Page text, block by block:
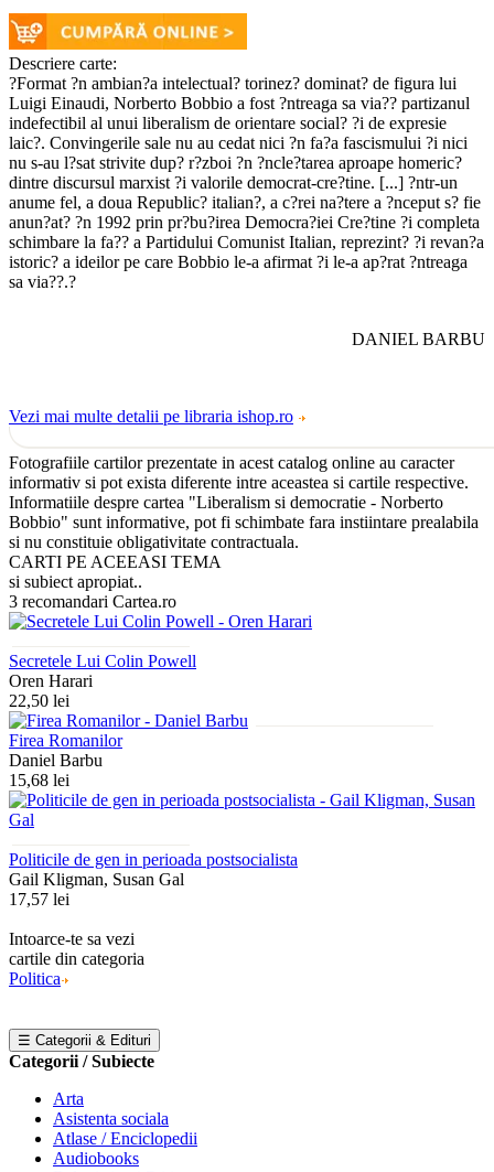
Descriere carte:
?Format ?n ambian?a intelectual? torinez? dominat? de figura lui
Luigi Einaudi, Norberto Bobbio a fost ?ntreaga sa via?? partizanul
indefectibil al unui liberalism de orientare social? ?i de expresie
laic?. Convingerile sale nu au cedat nici ?n fa?a fascismului ?i nici
nu s-au l?sat strivite dup? r?zboi ?n ?ncle?tarea aproape homeric?
dintre discursul marxist ?i valorile democrat-cre?tine. [...] ?ntr-un
anume fel, a doua Republic? italian?, a c?rei na?tere a ?nceput s? fie
anun?at? ?n 1992 prin pr?bu?irea Democra?iei Cre?tine ?i completa
schimbare la fa?? a Partidului Comunist Italian, reprezint? ?i revan?a
istoric? a ideilor pe care Bobbio le-a afirmat ?i le-a ap?rat ?ntreaga
sa via??.?
DANIEL BARBU
Vezi mai multe detalii pe libraria ishop.ro
Fotografiile cartilor prezentate in acest catalog online au caracter
informativ si pot exista diferente intre aceastea si cartile respective.
Informatiile despre cartea "Liberalism si democratie - Norberto
Bobbio" sunt informative, pot fi schimbate fara instiintare prealabila
si nu constituie obligativitate contractuala.
CARTI PE ACEEASI TEMA
si subiect apropiat..
3 recomandari Cartea.ro
Secretele Lui Colin Powell
Oren Harari
22,50 lei
Firea Romanilor
Daniel Barbu
15,68 lei
Politicile de gen in perioada postsocialista
Gail Kligman, Susan Gal
17,57 lei
Intoarce-te sa vezi
cartile din categoria
Politica
☰ Categorii & Edituri
Categorii / Subiecte
Arta
Asistenta sociala
Atlase / Enciclopedii
Audiobooks